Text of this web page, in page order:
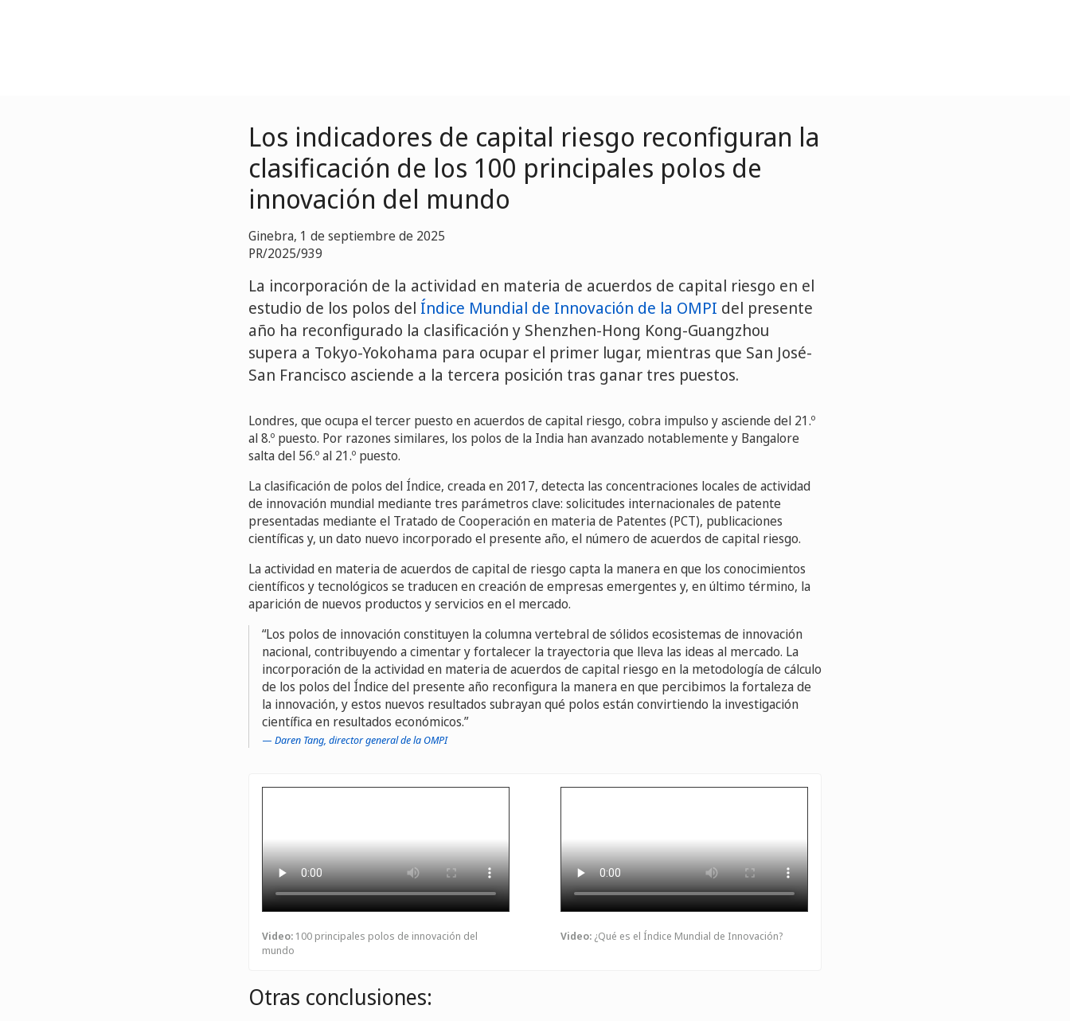
Los indicadores de capital riesgo reconfiguran la
clasificación de los 100 principales polos de
innovación del mundo
Ginebra, 1 de septiembre de 2025
PR/2025/939
La incorporación de la actividad en materia de acuerdos de capital riesgo en el
estudio de los polos del Índice Mundial de Innovación de la OMPI del presente
año ha reconfigurado la clasificación y Shenzhen-Hong Kong-Guangzhou
supera a Tokyo-Yokohama para ocupar el primer lugar, mientras que San José-
San Francisco asciende a la tercera posición tras ganar tres puestos.
Londres, que ocupa el tercer puesto en acuerdos de capital riesgo, cobra impulso y asciende del 21.º
al 8.º puesto. Por razones similares, los polos de la India han avanzado notablemente y Bangalore
salta del 56.º al 21.º puesto.
La clasificación de polos del Índice, creada en 2017, detecta las concentraciones locales de actividad
de innovación mundial mediante tres parámetros clave: solicitudes internacionales de patente
presentadas mediante el Tratado de Cooperación en materia de Patentes (PCT), publicaciones
científicas y, un dato nuevo incorporado el presente año, el número de acuerdos de capital riesgo.
La actividad en materia de acuerdos de capital de riesgo capta la manera en que los conocimientos
científicos y tecnológicos se traducen en creación de empresas emergentes y, en último término, la
aparición de nuevos productos y servicios en el mercado.
Los polos de innovación constituyen la columna vertebral de sólidos ecosistemas de innovación
nacional, contribuyendo a cimentar y fortalecer la trayectoria que lleva las ideas al mercado. La
incorporación de la actividad en materia de acuerdos de capital riesgo en la metodología de cálculo
de los polos del Índice del presente año reconfigura la manera en que percibimos la fortaleza de
la innovación, y estos nuevos resultados subrayan qué polos están convirtiendo la investigación
científica en resultados económicos.
Daren Tang, director general de la OMPI
Video: 100 principales polos de innovación del
mundo
Video: ¿Qué es el Índice Mundial de Innovación?
Otras conclusiones: